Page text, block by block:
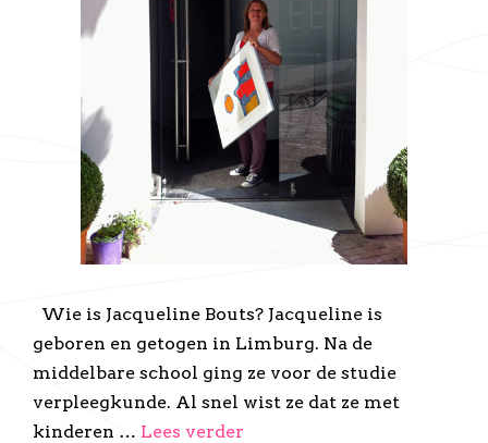
Wie is Jacqueline Bouts? Jacqueline is
geboren en getogen in Limburg. Na de
middelbare school ging ze voor de studie
verpleegkunde. Al snel wist ze dat ze met
kinderen … Lees verder